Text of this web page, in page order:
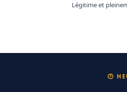
Légitime et
🕐